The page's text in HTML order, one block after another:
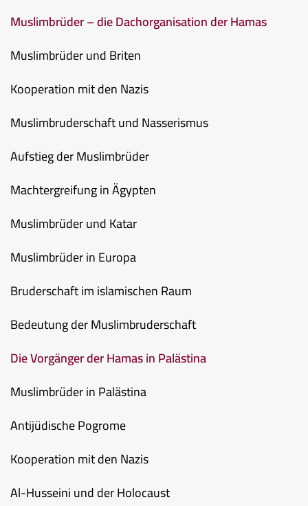
Muslimbrüder – die Dachorganisation der Hamas
Muslimbrüder und Briten
Kooperation mit den Nazis
Muslimbruderschaft und Nasserismus
Aufstieg der Muslimbrüder
Machtergreifung in Ägypten
Muslimbrüder und Katar
Muslimbrüder in Europa
Bruderschaft im islamischen Raum
Bedeutung der Muslimbruderschaft
Die Vorgänger der Hamas in Palästina
Muslimbrüder in Palästina
Antijüdische Pogrome
Kooperation mit den Nazis
Al-Husseini und der Holocaust